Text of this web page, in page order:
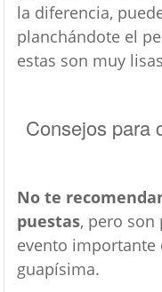
la diferencia,
planchándote el
estas son muy
Consejos para
No te
puestas, pero son
evento importante
guapísima.